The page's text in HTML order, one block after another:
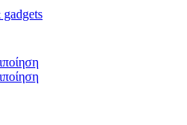
gadgets